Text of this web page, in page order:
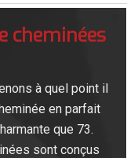
cheminées
à quel point il
en parfait
que 73.
sont conçus